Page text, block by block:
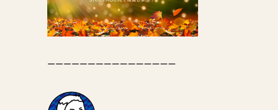
ーーーーーーーーーーーーーーーー